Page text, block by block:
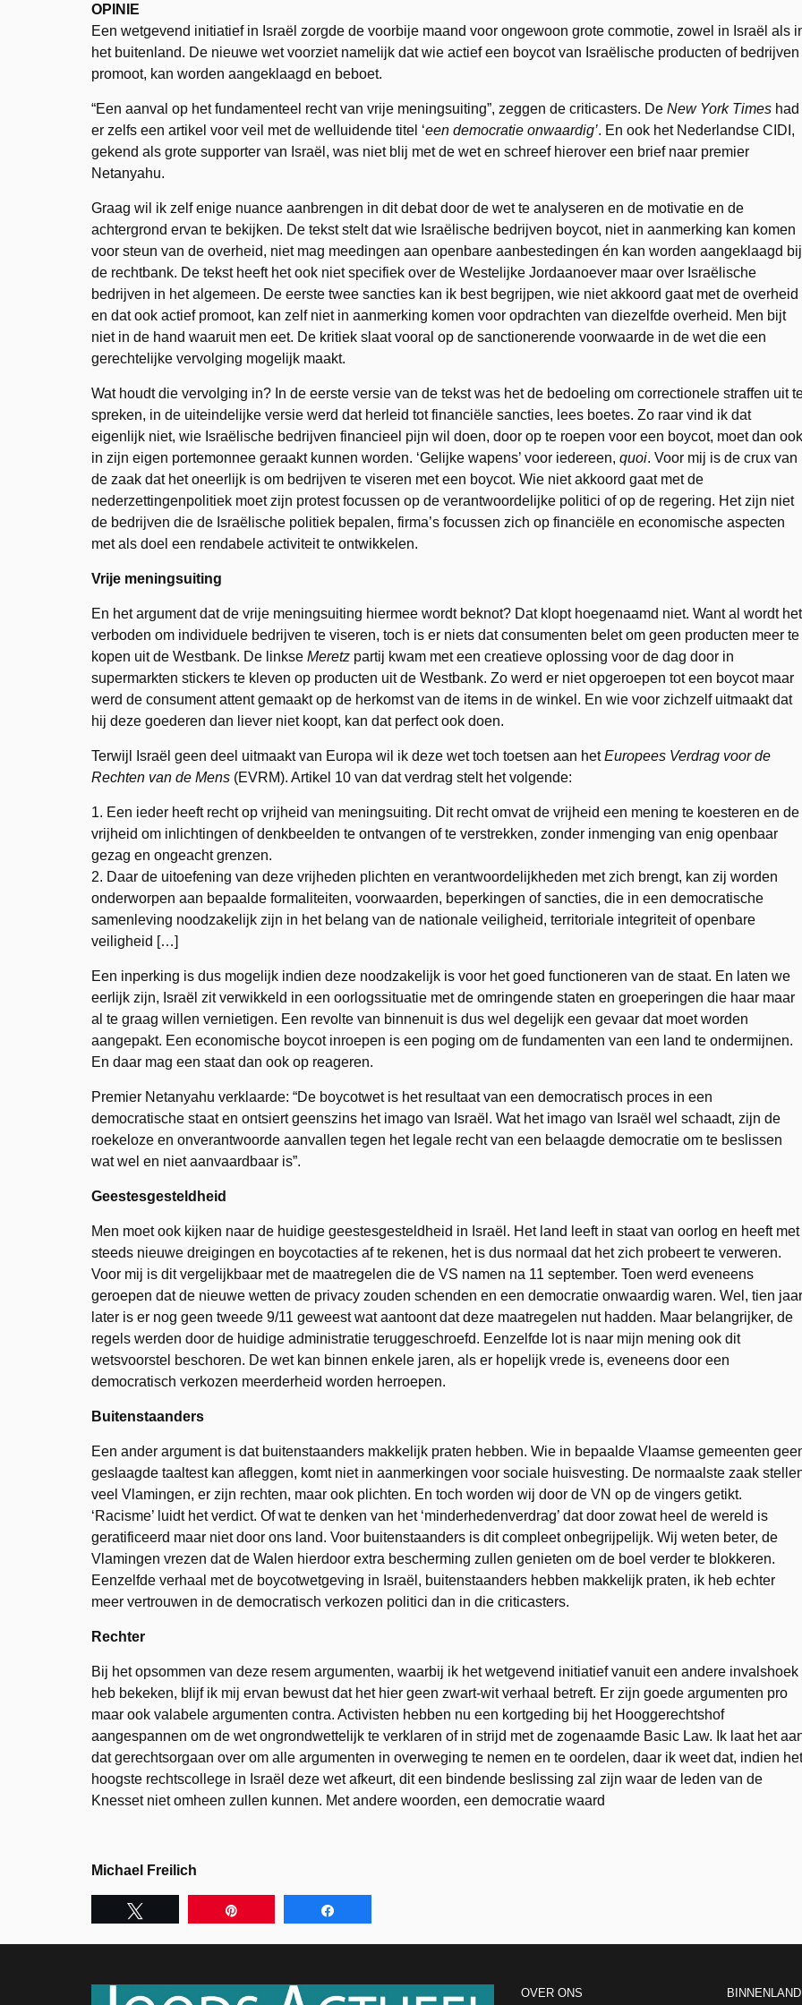
OPINIE
Een wetgevend initiatief in Israël zorgde de voorbije maand voor ongewoon grote commotie, zowel in Israël als
het buitenland. De nieuwe wet voorziet namelijk dat wie actief een boycot van Israëlische producten of bedrijven
promoot, kan worden aangeklaagd en beboet.
“Een aanval op het fundamenteel recht van vrije meningsuiting”, zeggen de criticasters. De New York Times had
er zelfs een artikel voor veil met de welluidende titel ‘een democratie onwaardig’. En ook het Nederlandse CIDI,
gekend als grote supporter van Israël, was niet blij met de wet en schreef hierover een brief naar premier
Netanyahu.
Graag wil ik zelf enige nuance aanbrengen in dit debat door de wet te analyseren en de motivatie en de
achtergrond ervan te bekijken. De tekst stelt dat wie Israëlische bedrijven boycot, niet in aanmerking kan komen
voor steun van de overheid, niet mag meedingen aan openbare aanbestedingen én kan worden aangeklaagd bij
de rechtbank. De tekst heeft het ook niet specifiek over de Westelijke Jordaanoever maar over Israëlische
bedrijven in het algemeen. De eerste twee sancties kan ik best begrijpen, wie niet akkoord gaat met de overheid
en dat ook actief promoot, kan zelf niet in aanmerking komen voor opdrachten van diezelfde overheid. Men bijt
niet in de hand waaruit men eet. De kritiek slaat vooral op de sanctionerende voorwaarde in de wet die een
gerechtelijke vervolging mogelijk maakt.
Wat houdt die vervolging in? In de eerste versie van de tekst was het de bedoeling om correctionele straffen uit
spreken, in de uiteindelijke versie werd dat herleid tot financiële sancties, lees boetes. Zo raar vind ik dat
eigenlijk niet, wie Israëlische bedrijven financieel pijn wil doen, door op te roepen voor een boycot, moet dan ook
in zijn eigen portemonnee geraakt kunnen worden. ‘Gelijke wapens’ voor iedereen, quoi. Voor mij is de crux van
de zaak dat het oneerlijk is om bedrijven te viseren met een boycot. Wie niet akkoord gaat met de
nederzettingenpolitiek moet zijn protest focussen op de verantwoordelijke politici of op de regering. Het zijn niet
de bedrijven die de Israëlische politiek bepalen, firma’s focussen zich op financiële en economische aspecten
met als doel een rendabele activiteit te ontwikkelen.
Vrije meningsuiting
En het argument dat de vrije meningsuiting hiermee wordt beknot? Dat klopt hoegenaamd niet. Want al wordt het
verboden om individuele bedrijven te viseren, toch is er niets dat consumenten belet om geen producten meer te
kopen uit de Westbank. De linkse Meretz partij kwam met een creatieve oplossing voor de dag door in
supermarkten stickers te kleven op producten uit de Westbank. Zo werd er niet opgeroepen tot een boycot maar
werd de consument attent gemaakt op de herkomst van de items in de winkel. En wie voor zichzelf uitmaakt dat
hij deze goederen dan liever niet koopt, kan dat perfect ook doen.
Terwijl Israël geen deel uitmaakt van Europa wil ik deze wet toch toetsen aan hetEuropees Verdrag voor de
Rechten van de Mens (EVRM). Artikel 10 van dat verdrag stelt het volgende:
1. Een ieder heeft recht op vrijheid van meningsuiting. Dit recht omvat de vrijheid een mening te koesteren en de
vrijheid om inlichtingen of denkbeelden te ontvangen of te verstrekken, zonder inmenging van enig openbaar
gezag en ongeacht grenzen.
2. Daar de uitoefening van deze vrijheden plichten en verantwoordelijkheden met zich brengt, kan zij worden
onderworpen aan bepaalde formaliteiten, voorwaarden, beperkingen of sancties, die in een democratische
samenleving noodzakelijk zijn in het belang van de nationale veiligheid, territoriale integriteit of openbare
veiligheid […]
Een inperking is dus mogelijk indien deze noodzakelijk is voor het goed functioneren van de staat. En laten we
eerlijk zijn, Israël zit verwikkeld in een oorlogssituatie met de omringende staten en groeperingen die haar maar
al te graag willen vernietigen. Een revolte van binnenuit is dus wel degelijk een gevaar dat moet worden
aangepakt. Een economische boycot inroepen is een poging om de fundamenten van een land te ondermijnen.
En daar mag een staat dan ook op reageren.
Premier Netanyahu verklaarde: “De boycotwet is het resultaat van een democratisch proces in een
democratische staat en ontsiert geenszins het imago van Israël. Wat het imago van Israël wel schaadt, zijn de
roekeloze en onverantwoorde aanvallen tegen het legale recht van een belaagde democratie om te beslissen
wat wel en niet aanvaardbaar is”.
Geestesgesteldheid
Men moet ook kijken naar de huidige geestesgesteldheid in Israël. Het land leeft in staat van oorlog en heeft met
steeds nieuwe dreigingen en boycotacties af te rekenen, het is dus normaal dat het zich probeert te verweren.
Voor mij is dit vergelijkbaar met de maatregelen die de VS namen na 11 september. Toen werd eveneens
geroepen dat de nieuwe wetten de privacy zouden schenden en een democratie onwaardig waren. Wel, tien jaar
later is er nog geen tweede 9/11 geweest wat aantoont dat deze maatregelen nut hadden. Maar belangrijker, de
regels werden door de huidige administratie teruggeschroefd. Eenzelfde lot is naar mijn mening ook dit
wetsvoorstel beschoren. De wet kan binnen enkele jaren, als er hopelijk vrede is, eveneens door een
democratisch verkozen meerderheid worden herroepen.
Buitenstaanders
Een ander argument is dat buitenstaanders makkelijk praten hebben. Wie in bepaalde Vlaamse gemeenten
geslaagde taaltest kan afleggen, komt niet in aanmerkingen voor sociale huisvesting. De normaalste zaak
veel Vlamingen, er zijn rechten, maar ook plichten. En toch worden wij door de VN op de vingers getikt.
‘Racisme’ luidt het verdict. Of wat te denken van het ‘minderhedenverdrag’ dat door zowat heel de wereld is
geratificeerd maar niet door ons land. Voor buitenstaanders is dit compleet onbegrijpelijk. Wij weten beter, de
Vlamingen vrezen dat de Walen hierdoor extra bescherming zullen genieten om de boel verder te blokkeren.
Eenzelfde verhaal met de boycotwetgeving in Israël, buitenstaanders hebben makkelijk praten, ik heb echter
meer vertrouwen in de democratisch verkozen politici dan in die criticasters.
Rechter
Bij het opsommen van deze resem argumenten, waarbij ik het wetgevend initiatief vanuit een andere invalshoek
heb bekeken, blijf ik mij ervan bewust dat het hier geen zwart-wit verhaal betreft. Er zijn goede argumenten pro
maar ook valabele argumenten contra. Activisten hebben nu een kortgeding bij het Hooggerechtshof
aangespannen om de wet ongrondwettelijk te verklaren of in strijd met de zogenaamde Basic Law. Ik laat het
dat gerechtsorgaan over om alle argumenten in overweging te nemen en te oordelen, daar ik weet dat, indien het
hoogste rechtscollege in Israël deze wet afkeurt, dit een bindende beslissing zal zijn waar de leden van de
Knesset niet omheen zullen kunnen. Met andere woorden, een democratie waard
Michael Freilich
OVER ONS
BINNENLAND